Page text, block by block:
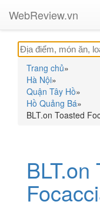
WebReview.vn
Trang chủ»
Hà Nội»
Quận Tây Hồ»
Hồ Quảng Bá»
BLT.on Toasted
BLT.on